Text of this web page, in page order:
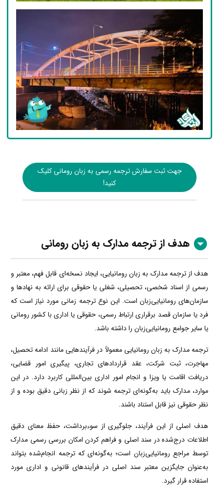
جهت ثبت سفارش ترجمه رسمی به زبان رومانی کلیک
کنید!
هدف از ترجمه مدارک به زبان رومانی
هدف از ترجمه مدارک به زبان رومانیایی، ایجاد نسخه‌ای قابل فهم، معتبر و
رسمی از اسناد شخصی، تحصیلی، شغلی یا حقوقی برای ارائه به نهادها و
سازمان‌های رومانیایی‌زبان است. این نوع ترجمه زمانی مورد نیاز است که
فرد یا سازمان قصد برقراری ارتباط رسمی، حقوقی یا اداری با کشور رومانی
یا سایر جوامع رومانیایی‌زبان را داشته باشد.
ترجمه مدارک به زبان رومانیایی معمولاً در فرآیندهایی مانند ادامه تحصیل،
مهاجرت، ثبت شرکت، عقد قراردادهای تجاری، پیگیری امور قضایی،
دریافت اقامت یا ویزا و انجام امور اداری بین‌المللی کاربرد دارد. در این
موارد، مدارک باید به‌گونه‌ای ترجمه شوند که از نظر زبانی دقیق بوده و از
نظر حقوقی نیز قابل استناد باشند.
هدف اصلی از این فرآیند، جلوگیری از سوءبرداشت، حفظ معنای دقیق
اطلاعات درج‌شده در سند اصلی و فراهم کردن امکان بررسی رسمی مدارک
توسط مراجع رومانیایی‌زبان است؛ به‌گونه‌ای که ترجمه انجام‌شده بتواند
به‌عنوان جایگزین معتبر سند اصلی در فرآیندهای قانونی و اداری مورد
استفاده قرار گیرد.